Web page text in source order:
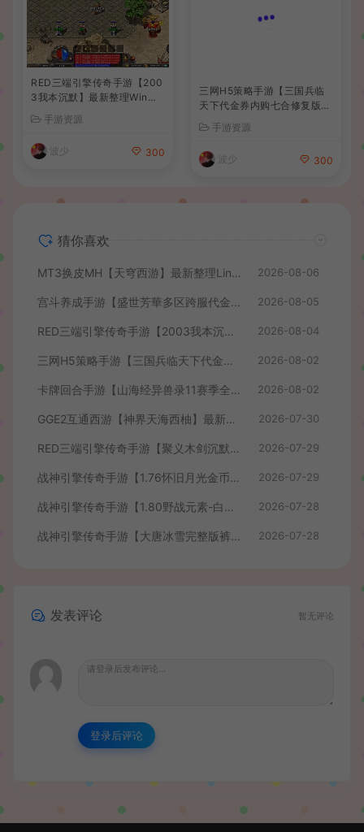
RED三端引擎传奇手游【200
3我本沉默】最新整理Win系
服务端+安卓苹果PC三端+详
细搭建教程
手游资源
波少 300
天下代金券内购七合修复版】
最新整理单机一键即玩镜像端
+Linux手工服务端+管理后台
端+详细搭建教程+视频教程
猜你喜欢
发表评论
登录后评论